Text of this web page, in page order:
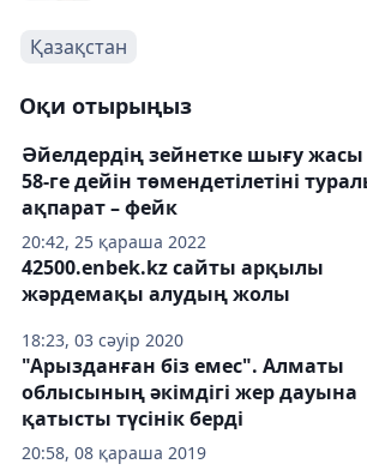
Қазақстан
Оқи отырыңыз
20:42, 25 қараша 2022
Әйелдердің зейнетке шығу жасы
58-ге дейін төмендетілетіні
ақпарат – фейк
18:23, 03 сәуір 2020
42500.enbek.kz сайты арқылы
жәрдемақы алудың жолы
20:58, 08 қараша 2019
"Арызданған біз емес". Алматы
облысының әкімдігі жер дауына
қатысты түсінік берді